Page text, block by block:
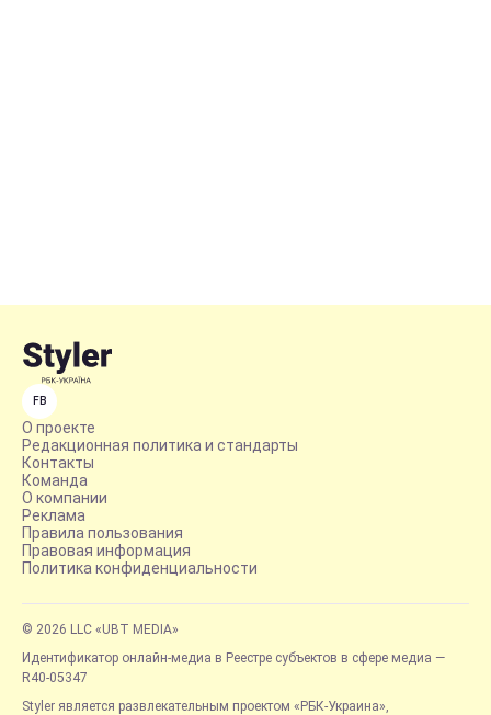
FB
О проекте
Редакционная политика и стандарты
Контакты
Команда
О компании
Реклама
Правила пользования
Правовая информация
Политика конфиденциальности
© 2026 LLC «UBT MEDIA»
Идентификатор онлайн-медиа в Реестре субъектов в сфере медиа —
R40-05347
Styler является развлекательным проектом «РБК-Украина»,